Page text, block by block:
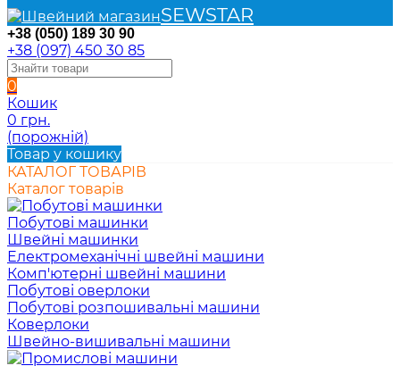
SEWSTAR
+38 (050) 189 30 90
+38 (097) 450 30 85
0
Кошик
0 грн.
(порожній)
Товар у кошику
КАТАЛОГ ТОВАРІВ
Каталог товарів
Побутові машинки
Швейні машинки
Електромеханічні швейні машини
Комп'ютерні швейні машини
Побутові оверлоки
Побутові розпошивальні машини
Коверлоки
Швейно-вишивальні машини